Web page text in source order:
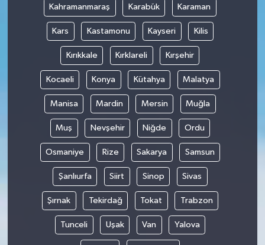
Kahramanmaraş Karabük Karaman
Kars Kastamonu Kayseri Kilis
Kırıkkale Kırklareli Kırşehir
Kocaeli Konya Kütahya Malatya
Manisa Mardin Mersin Muğla
Muş Nevşehir Niğde Ordu
Osmaniye Rize Sakarya Samsun
Şanlıurfa Siirt Sinop Sivas
Şırnak Tekirdağ Tokat Trabzon
Tunceli Uşak Van Yalova